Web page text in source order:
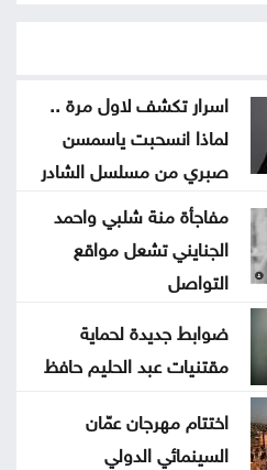
الغاز الجديدة
اسرار تكشف لاول مرة ..
لماذا انسحبت ياسمسن
صبري من مسلسل الشادر
مفاجأة منة شلبي واحمد
الجنايني تشعل مواقع
التواصل
ضوابط جديدة لحماية
مقتنيات عبد الحليم حافظ
اختتام مهرجان عمّان
السينمائي الدولي